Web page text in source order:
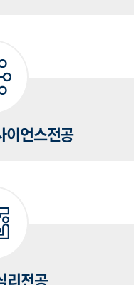
이언스전공
리전공